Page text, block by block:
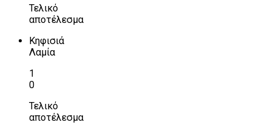
Τελικό
αποτέλεσμα
Κηφισιά
Λαμία
1
0
Τελικό
αποτέλεσμα